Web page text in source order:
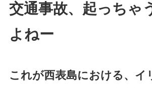
交通事故、起っちゃ
よねー
これが西表島における、イ